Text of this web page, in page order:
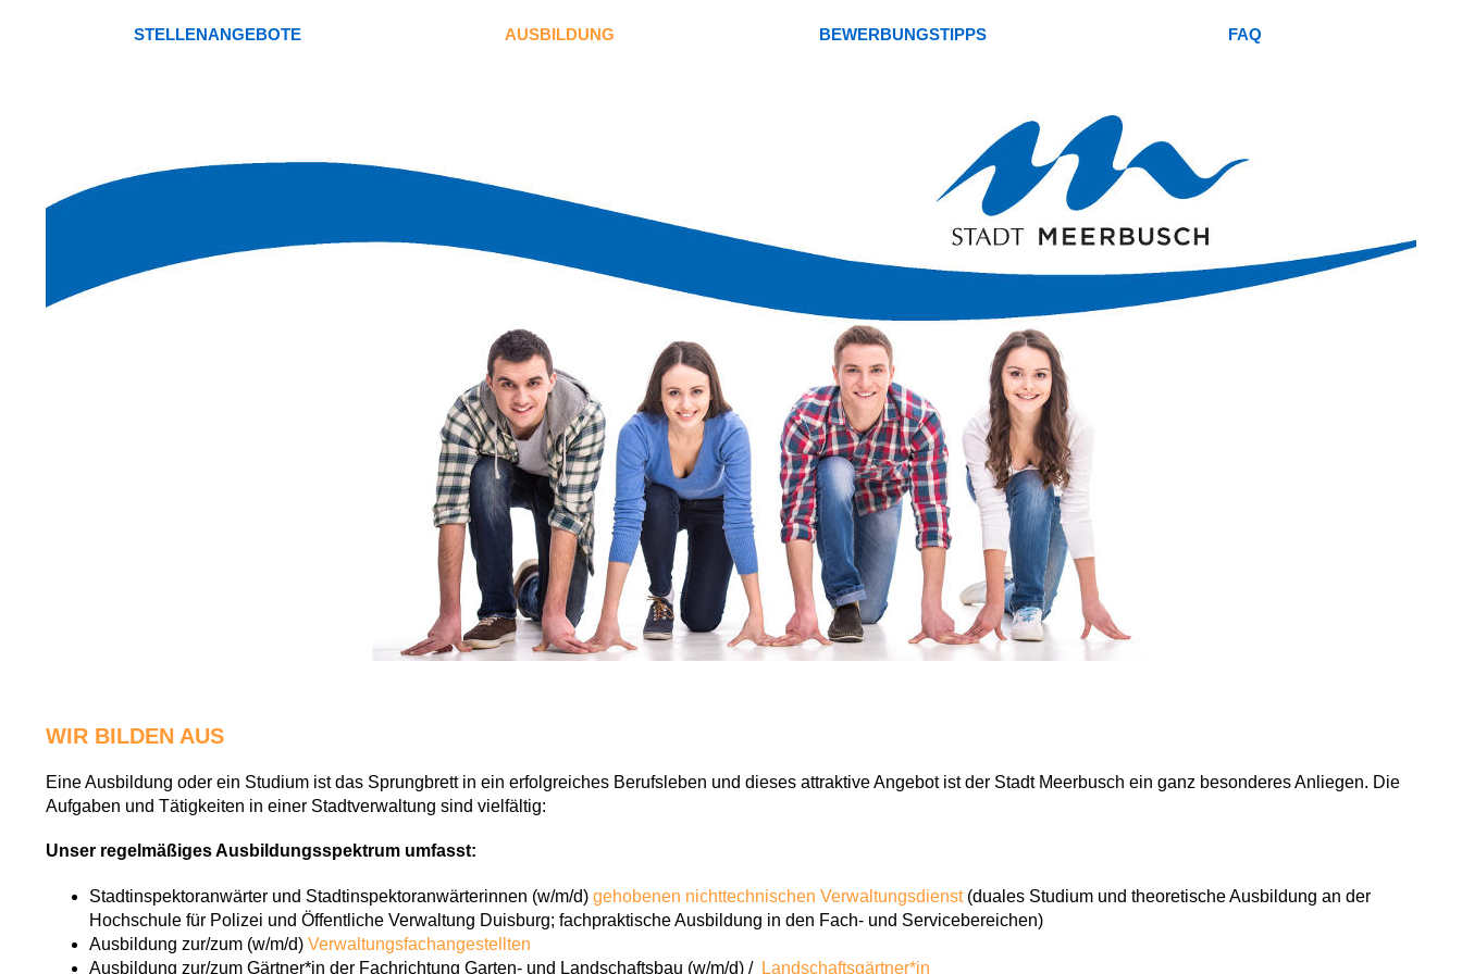
STELLENANGEBOTE AUSBILDUNG BEWERBUNGSTIPPS FAQ
WIR BILDEN AUS
Eine Ausbildung oder ein Studium ist das Sprungbrett in ein erfolgreiches Berufsleben und dieses attraktive Angebot ist der Stadt Meerbusch ein ganz besonderes Anliegen. Die
Aufgaben und Tätigkeiten in einer Stadtverwaltung sind vielfältig:
Unser regelmäßiges Ausbildungsspektrum umfasst:
Stadtinspektoranwärter und Stadtinspektoranwärterinnen (w/m/d) gehobenen nichttechnischen Verwaltungsdienst(duales Studium und theoretische Ausbildung an der
Hochschule für Polizei und Öffentliche Verwaltung Duisburg; fachpraktische Ausbildung in den Fach- und Servicebereichen)
Ausbildung zur/zum (w/m/d) Verwaltungsfachangestellten
Ausbildung zur/zum Gärtner*in der Fachrichtung Garten- und Landschaftsbau (w/m/d) / Landschaftsgärtner*in